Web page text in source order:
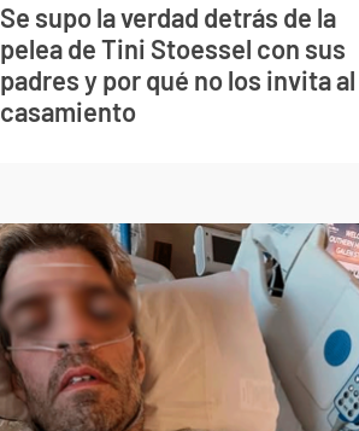
Se supo la verdad detrás de la
pelea de Tini Stoessel con sus
padres y por qué no los invita al
casamiento